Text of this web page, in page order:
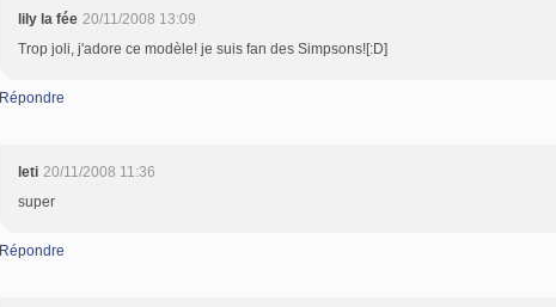
lily la fée 20/11/2008 13:09
Trop joli, j'adore ce modèle! je suis fan des Simpsons![:D]
Répondre
leti 20/11/2008 11:36
super
Répondre